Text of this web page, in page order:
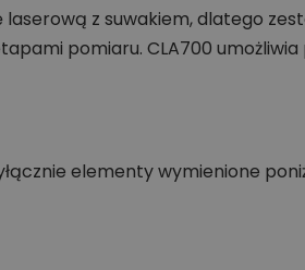
z suwakiem, dlatego
pomiaru. CLA700
elementy wymienione